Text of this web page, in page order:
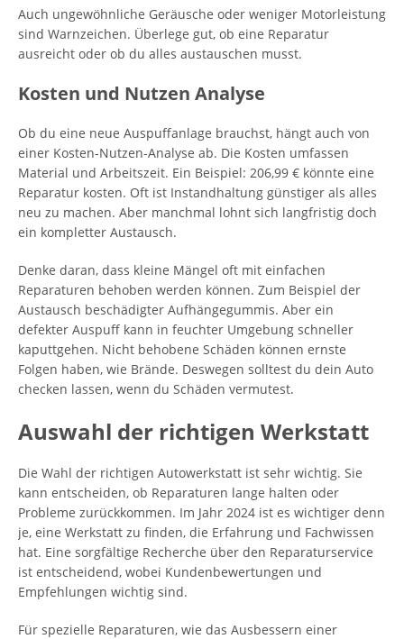
Auch ungewöhnliche Geräusche oder weniger Motorleistung
sind Warnzeichen. Überlege gut, ob eine Reparatur
ausreicht oder ob du alles austauschen musst.
Kosten und Nutzen Analyse
Ob du eine neue Auspuffanlage brauchst, hängt auch von
einer Kosten-Nutzen-Analyse ab. Die Kosten umfassen
Material und Arbeitszeit. Ein Beispiel: 206,99 € könnte eine
Reparatur kosten. Oft ist Instandhaltung günstiger als alles
neu zu machen. Aber manchmal lohnt sich langfristig doch
ein kompletter Austausch.
Denke daran, dass kleine Mängel oft mit einfachen
Reparaturen behoben werden können. Zum Beispiel der
Austausch beschädigter Aufhängegummis. Aber ein
defekter Auspuff kann in feuchter Umgebung schneller
kaputtgehen. Nicht behobene Schäden können ernste
Folgen haben, wie Brände. Deswegen solltest du dein Auto
checken lassen, wenn du Schäden vermutest.
Auswahl der richtigen Werkstatt
Die Wahl der richtigen Autowerkstatt ist sehr wichtig. Sie
kann entscheiden, ob Reparaturen lange halten oder
Probleme zurückkommen. Im Jahr 2024 ist es wichtiger denn
je, eine Werkstatt zu finden, die Erfahrung und Fachwissen
hat. Eine sorgfältige Recherche über den Reparaturservice
ist entscheidend, wobei Kundenbewertungen und
Empfehlungen wichtig sind.
Für spezielle Reparaturen, wie das Ausbessern einer